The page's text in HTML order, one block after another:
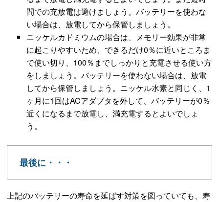
間での充放電は避けましょう。バッテリーを使わな
い場合は、放電してから保管しましょう。
ニッケルカドミウムの場合は、メモリー効果が非常
に起こりやすいため、できるだけ0％に近いところま
で使い切り、100％までしっかりと充電させる使い方
をしましょう。バッテリーを使わない場合は、放電
してから保管しましょう。ニッケル水素と同じく、1
ヶ月に1回はACアダプタを外して、バッテリーが0％
近くになるまで放電し、満充電するとよいでしょ
う。
最後に・・・
上記のバッテリーの寿命を延ばす対策を図っていても、寿